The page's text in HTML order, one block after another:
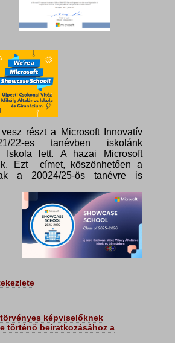
részt a Microsoft Innovatív
22-es tanévben iskolánk
Iskola lett. A hazai Microsoft
Ezt címet, köszönhetően a
a 20024/25-ös tanévre is
képviselőknek
történő beiratkozásához a